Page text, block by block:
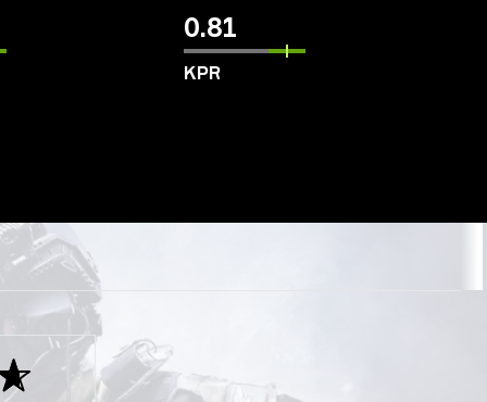
0.81
KPR